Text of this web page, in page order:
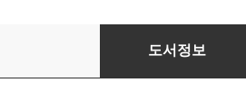
포토 베이비북 : 출산
도서정보